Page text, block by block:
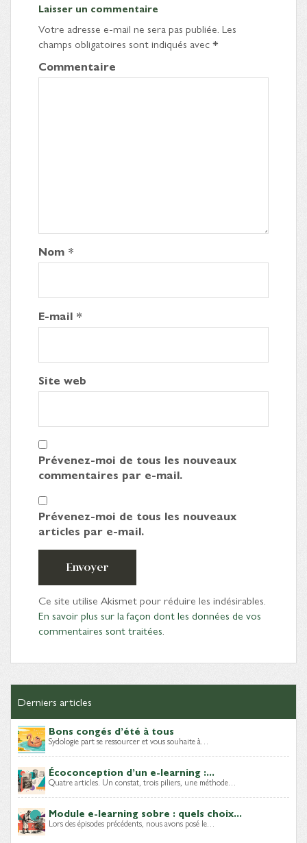
Laisser un commentaire
Votre adresse e-mail ne sera pas publiée. Les
champs obligatoires sont indiqués avec*
Commentaire
Nom *
E-mail *
Site web
Prévenez-moi de tous les nouveaux
commentaires par e-mail.
Prévenez-moi de tous les nouveaux
articles par e-mail.
Envoyer
Ce site utilise Akismet pour réduire les indésirables.
En savoir plus sur la façon dont les données de vos
commentaires sont traitées.
Derniers articles
Bons congés d’été à tous
Sydologie part se ressourcer et vous souhaite à…
Écoconception d’un e-learning :...
Quatre articles. Un constat, trois piliers, une méthode…
Module e-learning sobre : quels choix...
Lors des épisodes précédents, nous avons posé le…